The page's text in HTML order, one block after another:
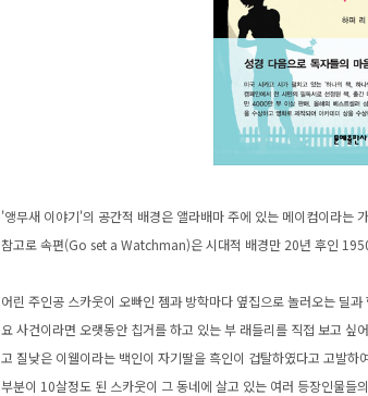
'앵무새 이야기'의 공간적 배경은 앨라배마 주에 있는 메이컴이라는
참고로 속편(Go set a Watchman)은 시대적 배경만 20년 후인
어린 주인공 스카웃이 오빠인 젬과 방학마다 옆집으로 놀러오는 딜
요 사건이라면 오랫동안 칩거를 하고 있는 부 래들리를 직접 보고 싶
고 질낮은 이웰이라는 백인이 자기딸을 흑인이 겁탈하였다고 고발
부분이 10살정도 된 스카웃이 그 동네에 살고 있는 여러 등장인물들